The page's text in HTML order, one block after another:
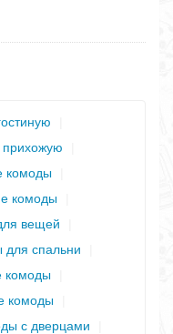
комоды
комоды
вещей
для спальни
комоды
комоды
с дверцами